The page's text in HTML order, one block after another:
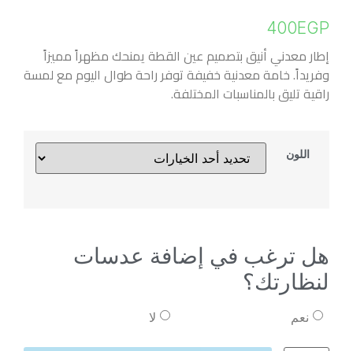
400EGP
إطار معدني أنيق بتصميم عين القطة يمنحك مظهراً مميزاً
وفريداً. خامة معدنية خفيفة توفر راحة طوال اليوم مع لمسة
راقية تليق بالمناسبات المختلفة.
اللون
هل ترغب في إضافة عدسات
لنظارتك؟
لا نعم